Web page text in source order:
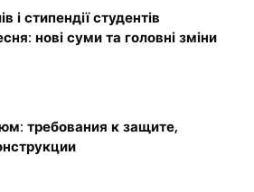
і стипендії студентів
нові суми та головні зміни
требования к защите,